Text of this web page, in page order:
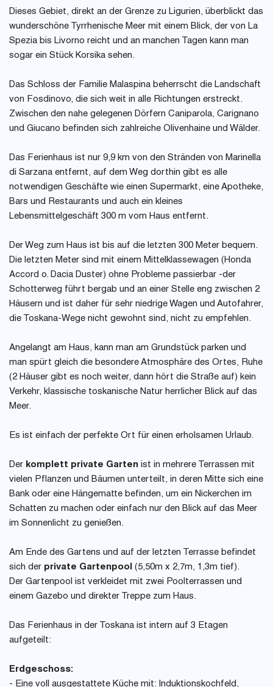
Dieses Gebiet, direkt an der Grenze zu Ligurien, überblickt das
wunderschöne Tyrrhenische Meer mit einem Blick, der von La
Spezia bis Livorno reicht und an manchen Tagen kann man
sogar ein Stück Korsika sehen.
Das Schloss der Familie Malaspina beherrscht die Landschaft
von Fosdinovo, die sich weit in alle Richtungen erstreckt.
Zwischen den nahe gelegenen Dörfern Caniparola, Carignano
und Giucano befinden sich zahlreiche Olivenhaine und Wälder.
Das Ferienhaus ist nur 9,9 km von den Stränden von Marinella
di Sarzana entfernt, auf dem Weg dorthin gibt es alle
notwendigen Geschäfte wie einen Supermarkt, eine Apotheke,
Bars und Restaurants und auch ein kleines
Lebensmittelgeschäft 300 m vom Haus entfernt.
Der Weg zum Haus ist bis auf die letzten 300 Meter bequem.
Die letzten Meter sind mit einem Mittelklassewagen (Honda
Accord o. Dacia Duster) ohne Probleme passierbar -der
Schotterweg führt bergab und an einer Stelle eng zwischen 2
Häusern und ist daher für sehr niedrige Wagen und Autofahrer,
die Toskana-Wege nicht gewohnt sind, nicht zu empfehlen.
Angelangt am Haus, kann man am Grundstück parken und
man spürt gleich die besondere Atmosphäre des Ortes, Ruhe
(2 Häuser gibt es noch weiter, dann hört die Straße auf) kein
Verkehr, klassische toskanische Natur herrlicher Blick auf das
Meer.
Es ist einfach der perfekte Ort für einen erholsamen Urlaub.
Der komplett private Garten ist in mehrere Terrassen mit
vielen Pflanzen und Bäumen unterteilt, in deren Mitte sich eine
Bank oder eine Hängematte befinden, um ein Nickerchen im
Schatten zu machen oder einfach nur den Blick auf das Meer
im Sonnenlicht zu genießen.
Am Ende des Gartens und auf der letzten Terrasse befindet
sich der private Gartenpool (5,50m x 2,7m, 1,3m tief).
Der Gartenpool ist verkleidet mit zwei Poolterrassen und
einem Gazebo und direkter Treppe zum Haus.
Das Ferienhaus in der Toskana ist intern auf 3 Etagen
aufgeteilt:
Erdgeschoss:
- Eine voll ausgestattete Küche mit: Induktionskochfeld,